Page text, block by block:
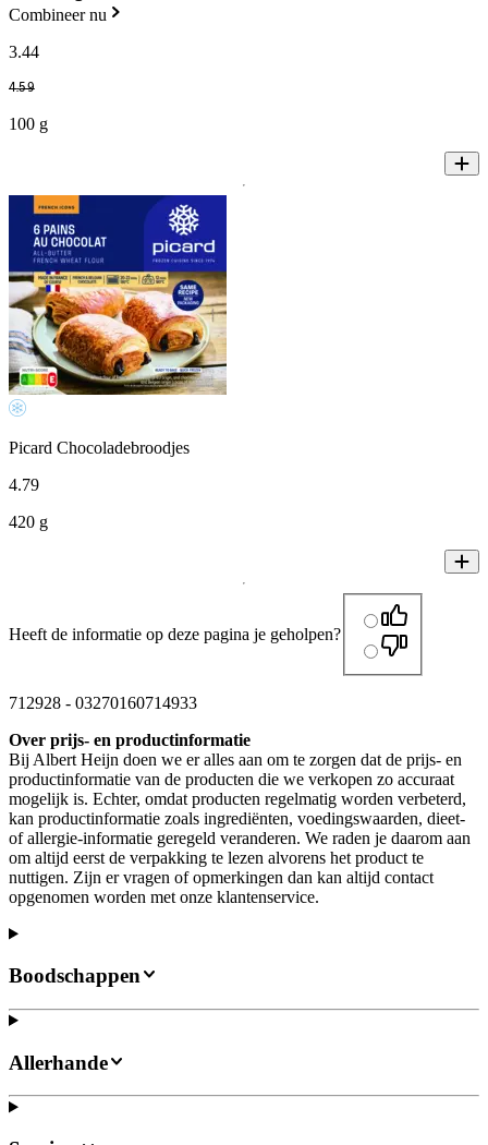
Combineer nu
3.44
4.59
100 g
Picard Chocoladebroodjes
4.79
420 g
Heeft de informatie op deze pagina je geholpen?
712928 - 03270160714933
Over prijs- en productinformatie
Bij Albert Heijn doen we er alles aan om te zorgen dat de prijs- en
productinformatie van de producten die we verkopen zo accuraat
mogelijk is. Echter, omdat producten regelmatig worden verbeterd,
kan productinformatie zoals ingrediënten, voedingswaarden, dieet-
of allergie-informatie geregeld veranderen. We raden je daarom aan
om altijd eerst de verpakking te lezen alvorens het product te
nuttigen. Zijn er vragen of opmerkingen dan kan altijd contact
opgenomen worden met onze klantenservice.
Boodschappen
Allerhande